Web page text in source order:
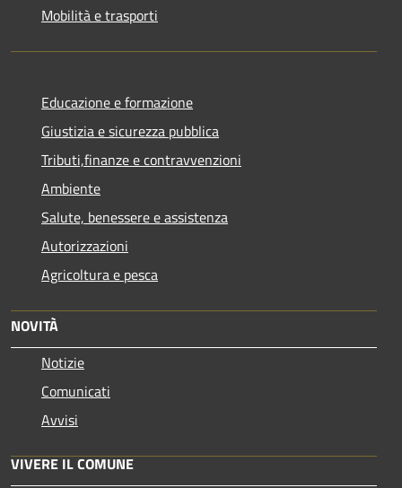
Mobilità e trasporti
Educazione e formazione
Giustizia e sicurezza pubblica
Tributi,finanze e contravvenzioni
Ambiente
Salute, benessere e assistenza
Autorizzazioni
Agricoltura e pesca
NOVITÀ
Notizie
Comunicati
Avvisi
VIVERE IL COMUNE